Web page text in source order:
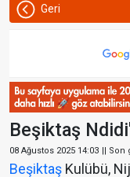
Geri
Beşiktaş
08 Ağustos 2025 14:03 || Son
Beşiktaş Kulübü,